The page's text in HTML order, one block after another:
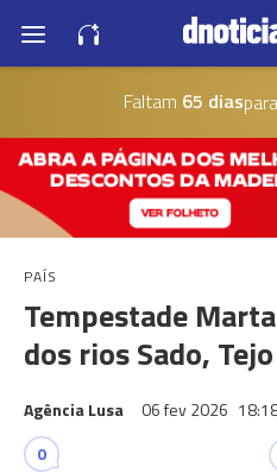
Faltam 65 dias
PAÍS
Tempestade
dos rios Sado,
Agência Lusa 06 fev 2026
0